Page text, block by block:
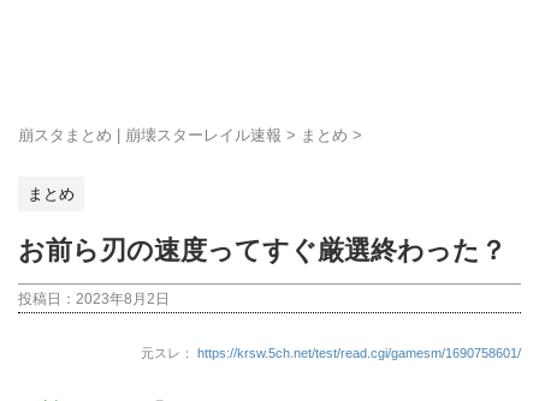
崩スタまとめ | 崩壊スターレイル速報 > まとめ >
まとめ
お前ら刃の速度ってすぐ厳選終わった？
投稿日： 2023年8月2日
元スレ： https://krsw.5ch.net/test/read.cgi/gamesm/1690758601/